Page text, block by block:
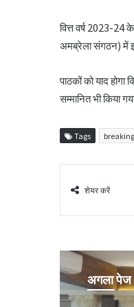
वित्त वर्ष 2023-24
अमब्रेला संगठन) में
पाठकों को याद
सम्मानित भी किया
Tags breaking
शेयर करें
अगला पेज